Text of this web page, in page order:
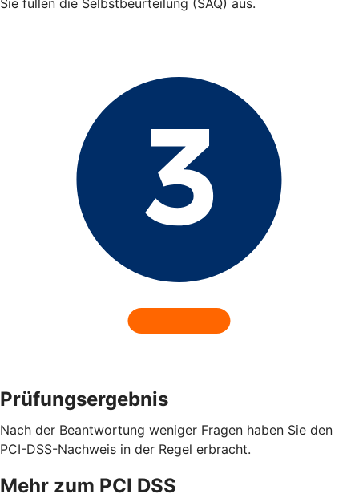
Prüfungsergebnis
Nach der Beantwortung weniger Fragen haben Sie den
PCI-DSS-Nachweis in der Regel erbracht.
Mehr zum PCI DSS